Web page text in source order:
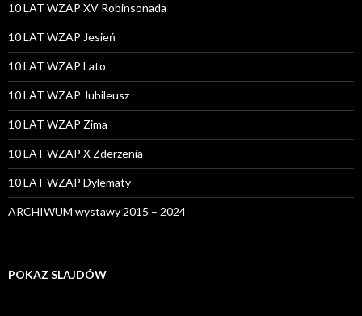
10 LAT WZAP XV Robinsonada
10 LAT WZAP Jesień
10 LAT WZAP Lato
10 LAT WZAP Jubileusz
10 LAT WZAP Zima
10 LAT WZAP X Zderzenia
10 LAT WZAP Dylematy
ARCHIWUM wystawy 2015 – 2024
POKAZ SLAJDÓW